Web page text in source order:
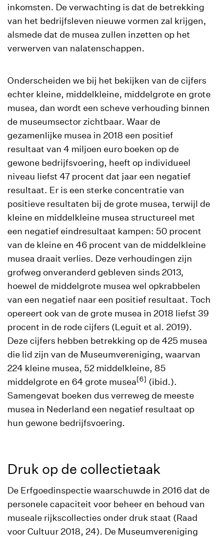
inkomsten. De verwachting is dat de betrekking
van het bedrijfsleven nieuwe vormen zal krijgen,
alsmede dat de musea zullen inzetten op het
verwerven van nalatenschappen.
Onderscheiden we bij het bekijken van de cijfers
echter kleine, middelkleine, middelgrote en grote
musea, dan wordt een scheve verhouding binnen
de museumsector zichtbaar. Waar de
gezamenlijke musea in 2018 een positief
resultaat van 4 miljoen euro boeken op de
gewone bedrijfsvoering, heeft op individueel
niveau liefst 47 procent dat jaar een negatief
resultaat. Er is een sterke concentratie van
positieve resultaten bij de grote musea, terwijl de
kleine en middelkleine musea structureel met
een negatief eindresultaat kampen: 50 procent
van de kleine en 46 procent van de middelkleine
musea draait verlies. Deze verhoudingen zijn
grofweg onveranderd gebleven sinds 2013,
hoewel de middelgrote musea wel opkrabbelen
van een negatief naar een positief resultaat. Toch
opereert ook van de grote musea in 2018 liefst 39
procent in de rode cijfers (Leguit et al. 2019).
Deze cijfers hebben betrekking op de 425 musea
die lid zijn van de Museumvereniging, waarvan
224 kleine musea, 52 middelkleine, 85
middelgrote en 64 grote musea[6] (ibid.).
Samengevat boeken dus verreweg de meeste
musea in Nederland een negatief resultaat op
hun gewone bedrijfsvoering.
Druk op de collectietaak
De Erfgoedinspectie waarschuwde in 2016 dat de
personele capaciteit voor beheer en behoud van
museale rijkscollecties onder druk staat (Raad
voor Cultuur 2018, 24). De Museumvereniging